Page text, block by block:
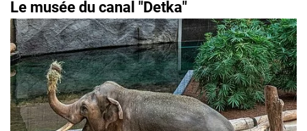
Le musée du canal "Detka"